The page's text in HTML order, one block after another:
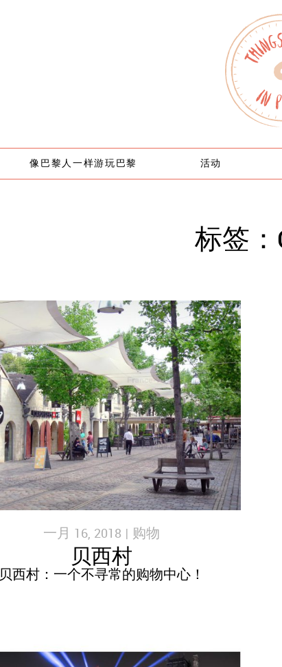
像巴黎人一样游玩巴黎 活动
标签：
一月 16, 2018 | 购物
贝西村
贝西村：一个不寻常的购物中心！